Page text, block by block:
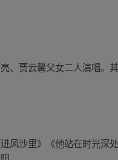
贾云馨父女二人演唱。
风沙里》《他站在时光深